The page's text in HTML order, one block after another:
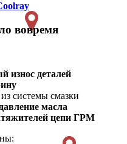
вовремя
износ деталей
из системы смазки
масла
цепи ГРМ